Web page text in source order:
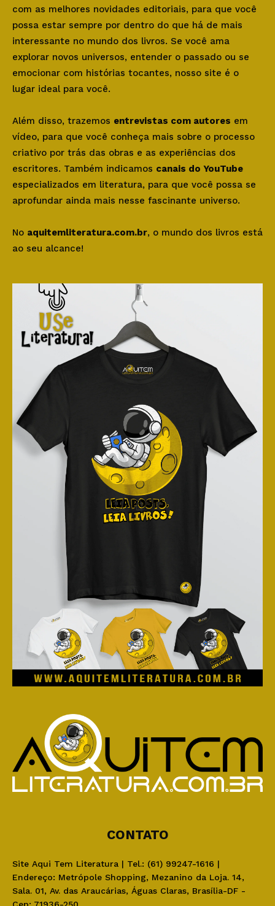
com as melhores novidades editoriais, para que você
possa estar sempre por dentro do que há de mais
interessante no mundo dos livros. Se você ama
explorar novos universos, entender o passado ou se
emocionar com histórias tocantes, nosso site é o
lugar ideal para você.
Além disso, trazemos entrevistas com autores em
vídeo, para que você conheça mais sobre o processo
criativo por trás das obras e as experiências dos
escritores. Também indicamos canais do YouTube
especializados em literatura, para que você possa se
aprofundar ainda mais nesse fascinante universo.
No aquitemliteratura.com.br, o mundo dos livros está
ao seu alcance!
CONTATO
Site Aqui Tem Literatura | Tel.: (61) 99247-1616 |
Endereço: Metrópole Shopping, Mezanino da Loja. 14,
Sala. 01, Av. das Araucárias, Águas Claras, Brasília-DF -
Cep: 71936-250